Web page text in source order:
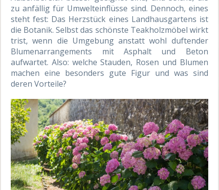
zu anfällig für Umwelteinflüsse sind. Dennoch, eines
steht fest: Das Herzstück eines Landhausgartens ist
die Botanik. Selbst das schönste Teakholzmöbel wirkt
trist, wenn die Umgebung anstatt wohl duftender
Blumenarrangements mit Asphalt und Beton
aufwartet. Also: welche Stauden, Rosen und Blumen
machen eine besonders gute Figur und was sind
deren Vorteile?